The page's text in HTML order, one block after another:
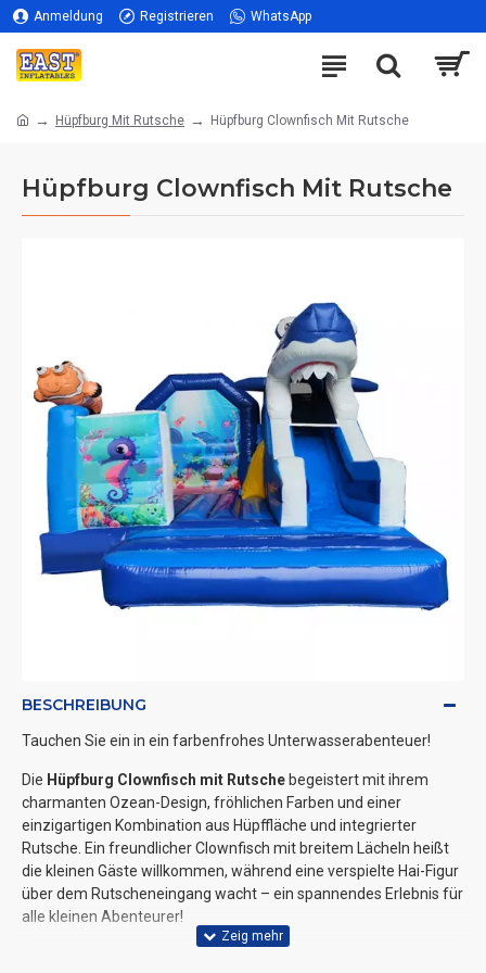
Anmeldung Registrieren WhatsApp
Hüpfburg Mit Rutsche Hüpfburg Clownfisch Mit Rutsche
Hüpfburg Clownfisch Mit Rutsche
BESCHREIBUNG
Tauchen Sie ein in ein farbenfrohes Unterwasserabenteuer!
Die Hüpfburg Clownfisch mit Rutsche begeistert mit ihrem
charmanten Ozean-Design, fröhlichen Farben und einer
einzigartigen Kombination aus Hüpffläche und integrierter
Rutsche. Ein freundlicher Clownfisch mit breitem Lächeln heißt
die kleinen Gäste willkommen, während eine verspielte Hai-Figur
über dem Rutscheneingang wacht – ein spannendes Erlebnis für
alle kleinen Abenteurer!